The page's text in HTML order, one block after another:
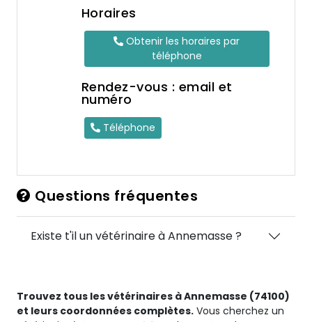
Horaires
Obtenir les horaires par
téléphone
Rendez-vous : email et
numéro
Téléphone
Questions fréquentes
Existe t'il un vétérinaire à Annemasse ?
Trouvez tous les vétérinaires à Annemasse (74100)
et leurs coordonnées complètes. Vous cherchez un